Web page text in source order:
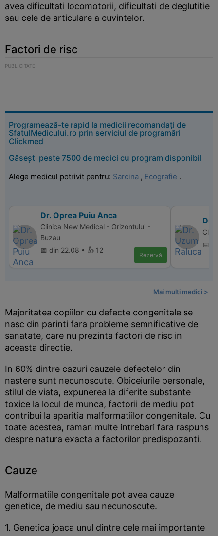
avea dificultati locomotorii, dificultati de deglutitie
sau cele de articulare a cuvintelor.
Factori de risc
Programează-te rapid la medicii recomandați de
SfatulMedicului.ro prin serviciul de programări
Clickmed
Găsești peste 7500 de medici cu program disponibil
Alege medicul potrivit pentru: Sarcina , Ecografie .
Dr. Oprea Puiu Anca
Clinica New Medical - Orizontului -
Buzau
📅 din 22.08 • 👍 12
Rezervă
Dr.
📅
Mai multi medici >
Majoritatea copiilor cu defecte congenitale se
nasc din parinti fara probleme semnificative de
sanatate, care nu prezinta factori de risc in
aceasta directie.
In 60% dintre cazuri cauzele defectelor din
nastere sunt necunoscute. Obiceiurile personale,
stilul de viata, expunerea la diferite substante
toxice la locul de munca, factorii de mediu pot
contribui la aparitia malformatiilor congenitale. Cu
toate acestea, raman multe intrebari fara raspuns
despre natura exacta a factorilor predispozanti.
Cauze
Malformatiile congenitale pot avea cauze
genetice, de mediu sau necunoscute.
1. Genetica joaca unul dintre cele mai importante